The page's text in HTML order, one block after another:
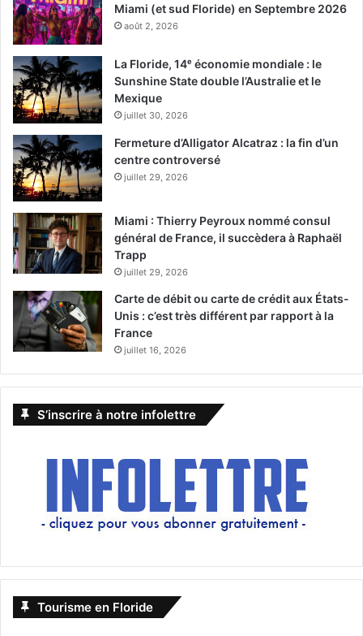
Miami (et sud Floride) en Septembre 2026
août 2, 2026
La Floride, 14ᵉ économie mondiale : le
Sunshine State double l’Australie et le
Mexique
juillet 30, 2026
Fermeture d’Alligator Alcatraz : la fin d’un
centre controversé
juillet 29, 2026
Miami : Thierry Peyroux nommé consul
général de France, il succèdera à Raphaël
Trapp
juillet 29, 2026
Carte de débit ou carte de crédit aux États-
Unis : c’est très différent par rapport à la
France
juillet 16, 2026
S’inscrire à notre infolettre
Tourisme en Floride